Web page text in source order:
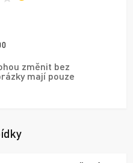
změnit bez
mají pouze